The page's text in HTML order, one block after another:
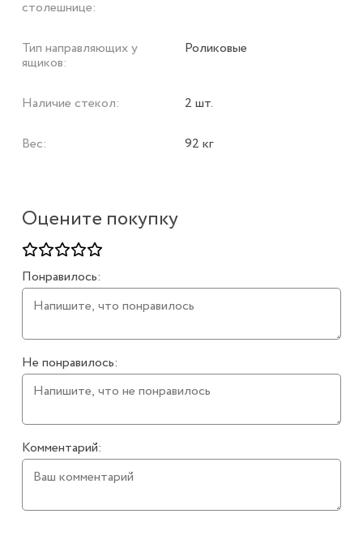
Оцените покупку
Понравилось:
Не понравилось:
Комментарий:
столешнице:
Тип направляющих у
ящиков:
Роликовые
Наличие стекол: 2 шт.
Вес: 92 кг